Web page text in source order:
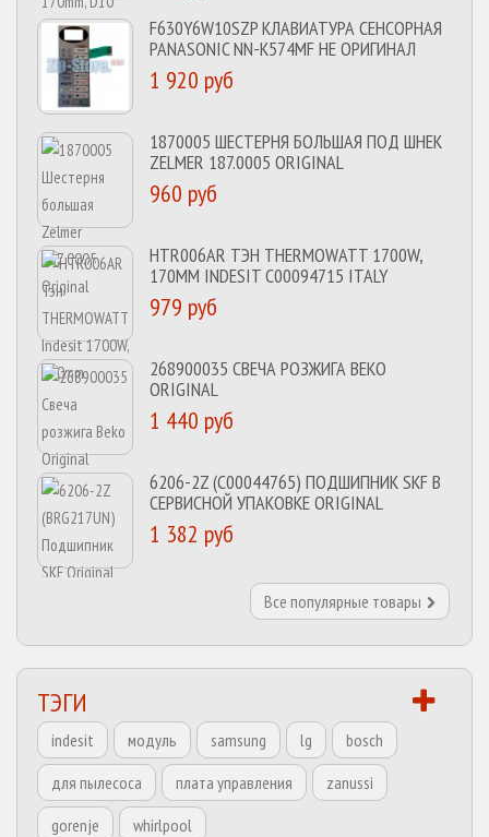
F630Y6W10SZP КЛАВИАТУРА СЕНСОРНАЯ
PANASONIC NN-K574MF НЕ ОРИГИНАЛ
1 920 руб
1870005 ШЕСТЕРНЯ БОЛЬШАЯ ПОД ШНЕК
ZELMER 187.0005 ORIGINAL
960 руб
HTR006AR ТЭН THERMOWATT 1700W,
170MM INDESIT C00094715 ITALY
979 руб
268900035 СВЕЧА РОЗЖИГА BEKO
ORIGINAL
1 440 руб
6206-2Z (C00044765) ПОДШИПНИК SKF В
СЕРВИСНОЙ УПАКОВКЕ ORIGINAL
1 382 руб
Все популярные товары
ТЭГИ
indesit модуль samsung lg
bosch
для пылесоса
плата управления
zanussi
gorenje
whirlpool